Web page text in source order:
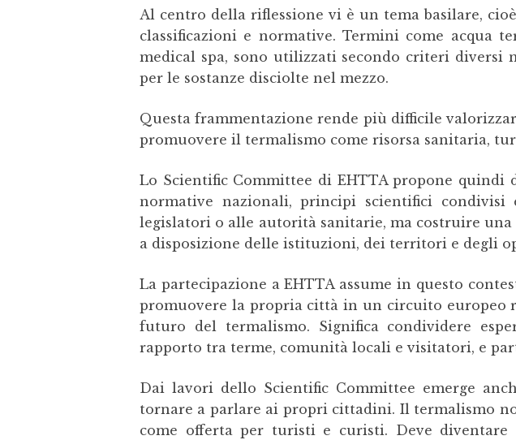
Al centro della riflessione vi è un tema basilare,
classificazioni e normative. Termini come acqua
medical spa, sono utilizzati secondo criteri diversi
per le sostanze disciolte nel mezzo.
Questa frammentazione rende più difficile
promuovere il termalismo come risorsa sanitaria,
Lo Scientific Committee di EHTTA propone quindi
normative nazionali, principi scientifici
legislatori o alle autorità sanitarie, ma costruire
a disposizione delle istituzioni, dei territori e degli
La partecipazione a EHTTA assume in questo
promuovere la propria città in un circuito europeo
futuro del termalismo. Significa condividere
rapporto tra terme, comunità locali e visitatori, e
Dai lavori dello Scientific Committee emerge
tornare a parlare ai propri cittadini. Il termalismo
come offerta per turisti e curisti. Deve